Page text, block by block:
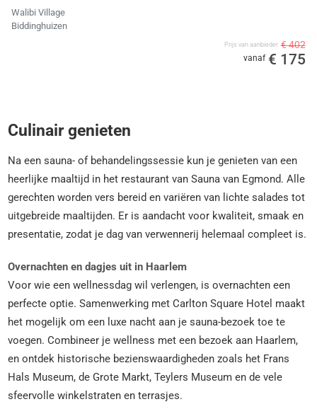
Walibi Village
Biddinghuizen
Prijs van aanbieder € 402
vanaf € 175
Culinair genieten
Na een sauna- of behandelingssessie kun je genieten van een
heerlijke maaltijd in het restaurant van Sauna van Egmond. Alle
gerechten worden vers bereid en variëren van lichte salades tot
uitgebreide maaltijden. Er is aandacht voor kwaliteit, smaak en
presentatie, zodat je dag van verwennerij helemaal compleet is.
Overnachten en dagjes uit in Haarlem
Voor wie een wellnessdag wil verlengen, is overnachten een
perfecte optie. Samenwerking met Carlton Square Hotel maakt
het mogelijk om een luxe nacht aan je sauna-bezoek toe te
voegen. Combineer je wellness met een bezoek aan Haarlem,
en ontdek historische bezienswaardigheden zoals het Frans
Hals Museum, de Grote Markt, Teylers Museum en de vele
sfeervolle winkelstraten en terrasjes.